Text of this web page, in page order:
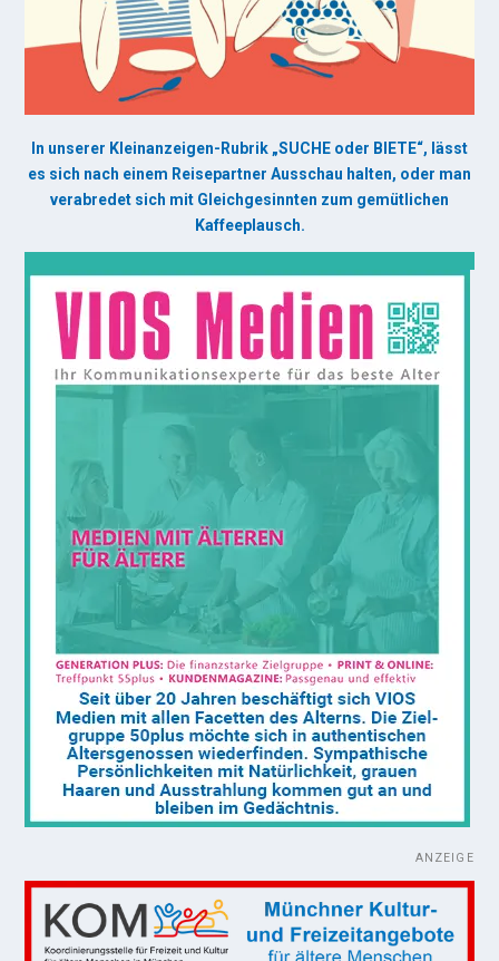
In unserer Kleinanzeigen-Rubrik „SUCHE oder BIETE“, lässt
es sich nach einem Reisepartner Ausschau halten, oder man
verabredet sich mit Gleichgesinnten zum gemütlichen
Kaffeeplausch.
ANZEIGE